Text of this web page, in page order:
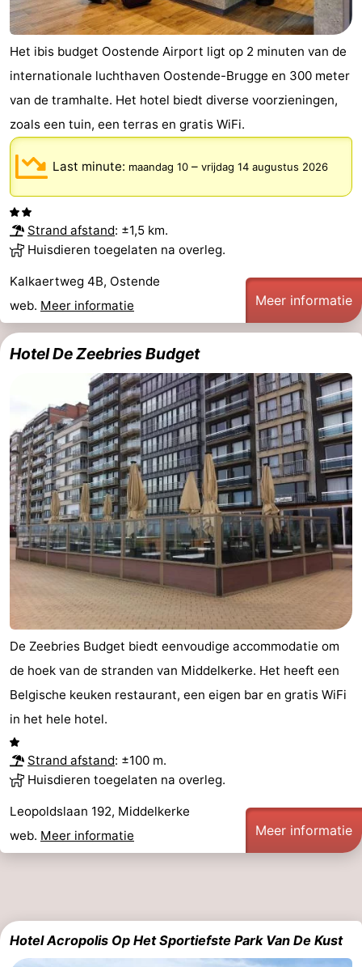
Het ibis budget Oostende Airport ligt op 2 minuten van de
internationale luchthaven Oostende-Brugge en 300 meter
van de tramhalte. Het hotel biedt diverse voorzieningen,
zoals een tuin, een terras en gratis WiFi.
Last minute: maandag 10 – vrijdag 14 augustus 2026
Strand afstand: ±1,5 km.
Huisdieren toegelaten na overleg.
Kalkaertweg 4B, Ostende
web. Meer informatie Meer informatie
Hotel De Zeebries Budget
De Zeebries Budget biedt eenvoudige accommodatie om
de hoek van de stranden van Middelkerke. Het heeft een
Belgische keuken restaurant, een eigen bar en gratis WiFi
in het hele hotel.
Strand afstand: ±100 m.
Huisdieren toegelaten na overleg.
Leopoldslaan 192, Middelkerke
web. Meer informatie Meer informatie
Hotel Acropolis Op Het Sportiefste Park Van De Kust